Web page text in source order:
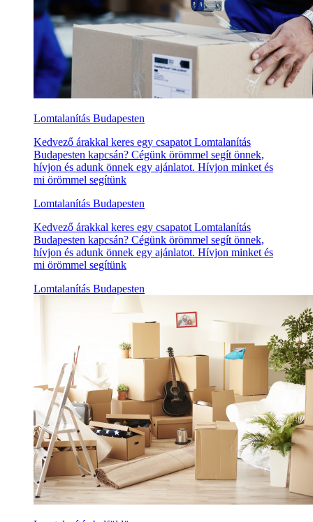
Lomtalanítás Budapesten
Kedvező árakkal keres egy csapatot Lomtalanítás
Budapesten kapcsán? Cégünk örömmel segít önnek,
hívjon és adunk önnek egy ajánlatot. Hívjon minket és
mi örömmel segítünk
Lomtalanítás Budapesten
Kedvező árakkal keres egy csapatot Lomtalanítás
Budapesten kapcsán? Cégünk örömmel segít önnek,
hívjon és adunk önnek egy ajánlatot. Hívjon minket és
mi örömmel segítünk
Lomtalanítás Budapesten